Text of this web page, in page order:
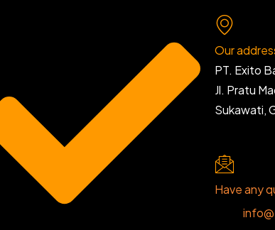
Our
PT. Exito
Jl. Pratu
Sukawati,
Have any